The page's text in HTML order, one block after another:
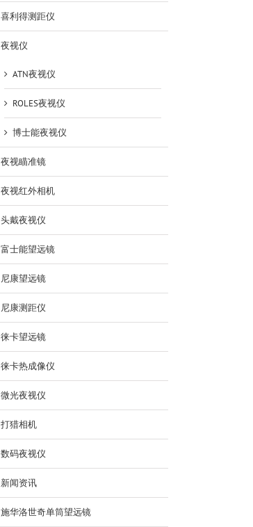
喜利得测距仪
夜视仪
ATN夜视仪
ROLES夜视仪
博士能夜视仪
夜视瞄准镜
夜视红外相机
头戴夜视仪
富士能望远镜
尼康望远镜
尼康测距仪
徕卡望远镜
徕卡热成像仪
微光夜视仪
打猎相机
数码夜视仪
新闻资讯
施华洛世奇单筒望远镜